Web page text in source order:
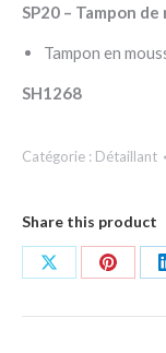
SP20 – Tampon
Tampon en
SH1268
Catégorie : Détaillant
Share this product
Partager